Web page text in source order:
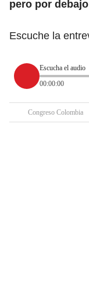
pero por
Escuche la
Escucha el audio
00:00:00
Congreso Colombia